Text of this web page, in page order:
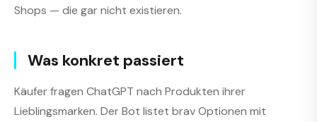
Shops — die gar nicht existieren.
Was konkret passiert
Käufer fragen ChatGPT nach Produkten ihrer
Lieblingsmarken. Der Bot listet brav Optionen mit